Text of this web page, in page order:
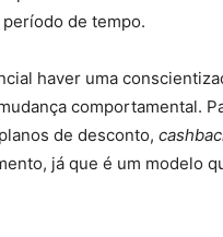
de tempo.
haver uma
comportamental.
de desconto,
já que é um modelo